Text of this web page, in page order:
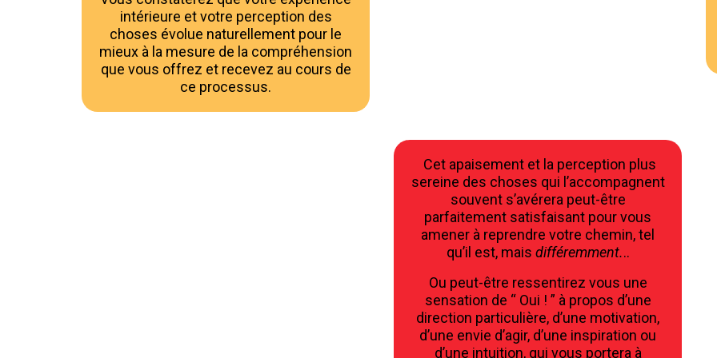
intérieure et votre perception des
choses évolue naturellement pour le
mieux à la mesure de la compréhension
que vous offrez et recevez au cours de
ce processus.
Cet apaisement et la perception plus
sereine des choses qui l’accompagnent
souvent s’avérera peut-être
parfaitement satisfaisant pour vous
amener à reprendre votre chemin, tel
qu’il est, mais différemment...
Ou peut-être ressentirez vous une
sensation de “ Oui ! ” à propos d’une
direction particulière, d’une motivation,
d’une envie d’agir, d’une inspiration ou
d’une intuition, qui vous portera à